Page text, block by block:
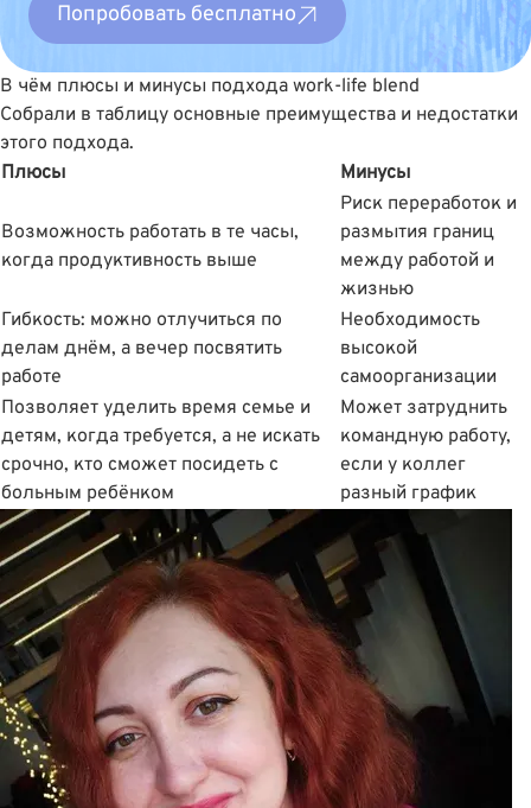
Попробовать бесплатно
В чём плюсы и минусы подхода work-life blend
Собрали в таблицу основные преимущества и недостатки
этого подхода.
Плюсы
Минусы
Возможность работать в те часы,
когда продуктивность выше
Риск переработок и
размытия границ
между работой и
жизнью
Гибкость: можно отлучиться по
делам днём, а вечер посвятить
работе
Необходимость
высокой
самоорганизации
Позволяет уделить время семье и
детям, когда требуется, а не искать
срочно, кто сможет посидеть с
больным ребёнком
Может затруднить
командную работу,
если у коллег
разный график